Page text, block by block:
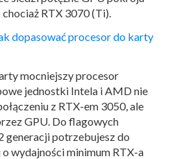
RTX 3070 (Ti).
dopasować procesor do karty
mocniejszy procesor
jednostki Intela i AMD nie
z RTX-em 3050, ale
GPU. Do flagowych
generacji potrzebujesz do
wydajności minimum RTX-a